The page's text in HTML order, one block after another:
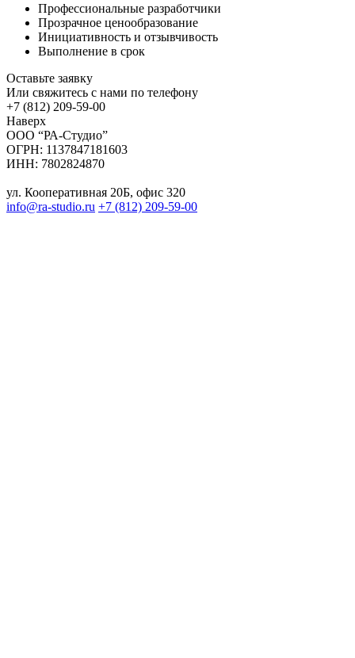
Профессиональные разработчики
Прозрачное ценообразование
Инициативность и отзывчивость
Выполнение в срок
Оставьте заявку
Или свяжитесь с нами по телефону
+7 (812) 209-59-00
Наверх
ООО “РА-Студио”
ОГРН: 1137847181603
ИНН: 7802824870
ул. Кооперативная 20Б, офис 320
info@ra-studio.ru +7 (812) 209-59-00